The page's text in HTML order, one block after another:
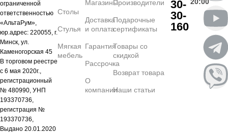
ограниченной
ответственностью
«АльтаРум»,
юр.адрес: 220055, г.
Минск, ул.
Каменогорская 45
В торговом реестре
с 6 мая 2020г.,
регистрационный
№ 480990, УНП
193370736,
регистрация №
193370736,
Выдано 20.01.2020
Столы
Стулья
Мягкая
мебель
Магазины
Доставка
и оплата
Гарантия
Рассрочка
О
компании
Производители
Подарочные
сертификаты
Товары со
скидкой
Возврат товара
Наши статьи
30-
30-
160